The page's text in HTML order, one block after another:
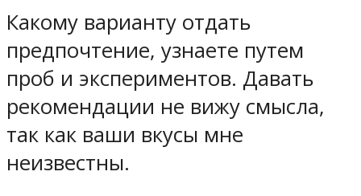
Какому варианту отдать
предпочтение, узнаете путем
проб и экспериментов. Давать
рекомендации не вижу смысла,
так как ваши вкусы мне
неизвестны.